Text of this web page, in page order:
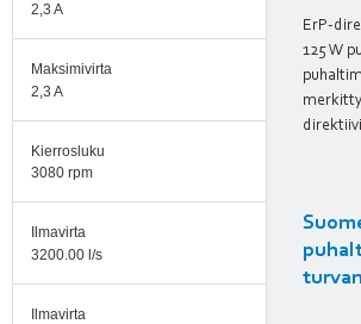
2,3 A
Maksimivirta
2,3 A
Kierrosluku
3080 rpm
Ilmavirta
3200.00 l/s
Ilmavirta
ErP-
125 W